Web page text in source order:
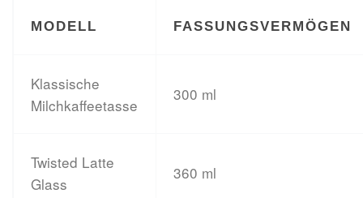
MODELL FASSUNGSVERMÖGEN
Klassische
Milchkaffeetasse
300 ml
Twisted Latte
Glass
360 ml